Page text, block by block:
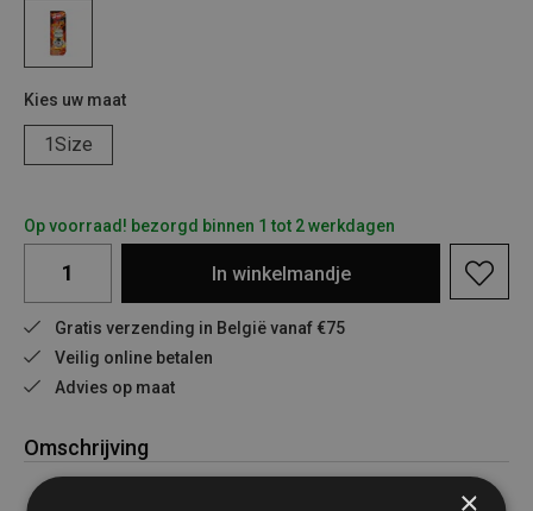
Kies uw maat
1Size
Op voorraad! bezorgd binnen 1 tot 2 werkdagen
In winkelmandje
Gratis verzending in België vanaf €75
Veilig online betalen
Advies op maat
Omschrijving
×